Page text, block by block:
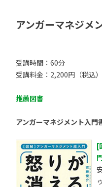
アンガーマネジメ
受講時間：60分
受講料金：2,200円（税込）
推薦図書
アンガーマネジメント入門
[